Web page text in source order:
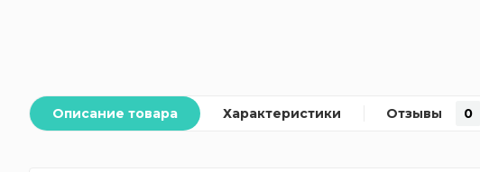
Описание товара Характеристики Отзывы 0